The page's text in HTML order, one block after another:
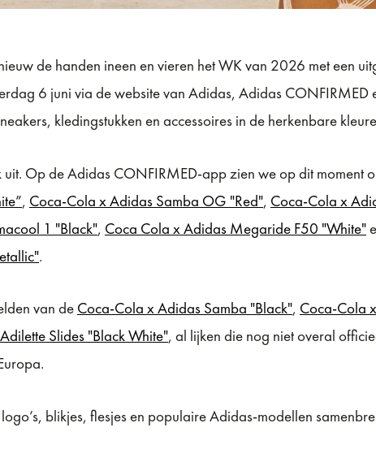
de handen ineen en vieren het WK van 2026 met een
6 juni via de website van Adidas, Adidas CONFIRMED
kledingstukken en accessoires in de herkenbare
Op de Adidas CONFIRMED-app zien we op dit moment
, Coca-Cola x Adidas Samba OG "Red", Coca-Cola x
1 "Black", Coca Cola x Adidas Megaride F50 "White"
.
van de Coca-Cola x Adidas Samba "Black", Coca-Cola
Slides "Black White", al lijken die nog niet overal
blikjes, flesjes en populaire Adidas-modellen